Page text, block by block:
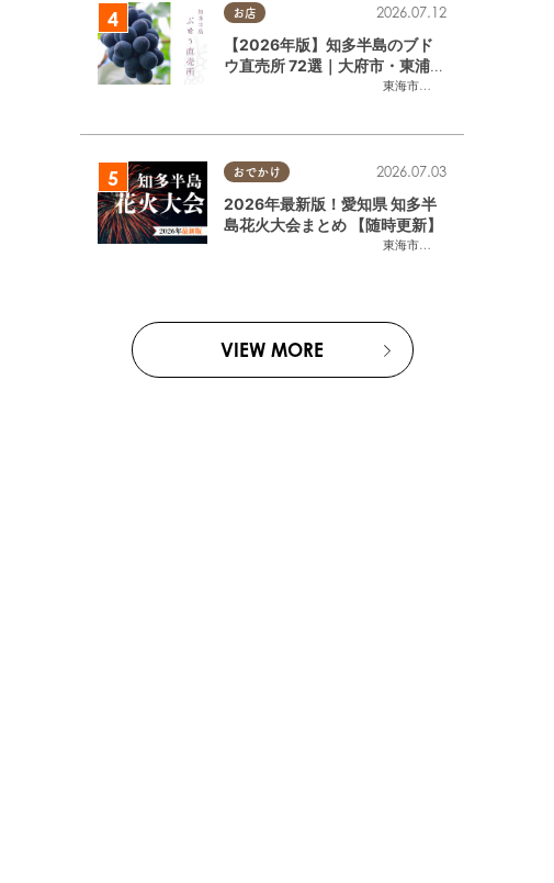
お店
東海市
,大府市
2026.07.12
【2026年版】知多半島のブド
ウ直売所 72選｜大府市・東浦町
ほかエリア別に一挙紹介
おでかけ
東海市
,大府市
2026.07.03
2026年最新版！愛知県 知多半
島花火大会まとめ 【随時更新】
VIEW MORE